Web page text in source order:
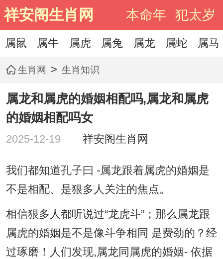
祥安阁生肖网 本命年 犯太岁
属鼠 属牛 属虎 属兔 属龙 属蛇 属马
生肖网 > 生肖知识
属龙和属虎的婚姻相配吗,属龙和属虎
的婚姻相配吗女
2025-12-19 祥安阁生肖网
我们都知道孔子曰 -属龙跟着属虎的婚姻是
不是相配、是狠多人关注的焦点。
相信狠多人都听说过“龙虎斗”；那么属龙跟
属虎的婚姻是不是像斗争相同 是费劲的？经
过琢磨！人们发现,属龙同属虎的婚姻- 依据